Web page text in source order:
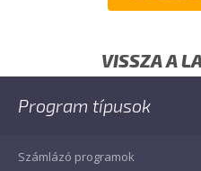
VISSZA A
Program típusok
Számlázó programok